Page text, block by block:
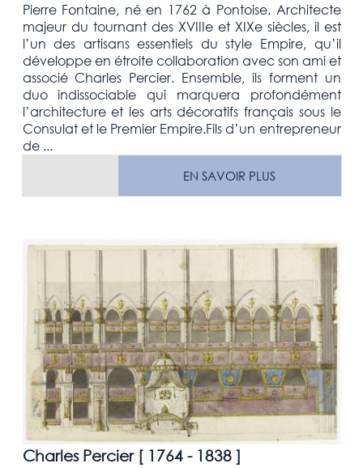
Pierre Fontaine, né en 1762 à Pontoise. Architecte
majeur du tournant des XVIIIe et XIXe siècles, il est
l’un des artisans essentiels du style Empire, qu’il
développe en étroite collaboration avec son ami et
associé Charles Percier. Ensemble, ils forment un
duo indissociable qui marquera profondément
l’architecture et les arts décoratifs français sous le
Consulat et le Premier Empire.Fils d’un entrepreneur
de ...
EN SAVOIR PLUS
Charles Percier [ 1764 - 1838]